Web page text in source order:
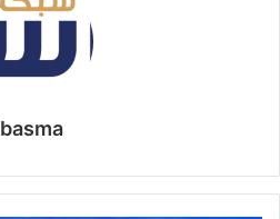
basma